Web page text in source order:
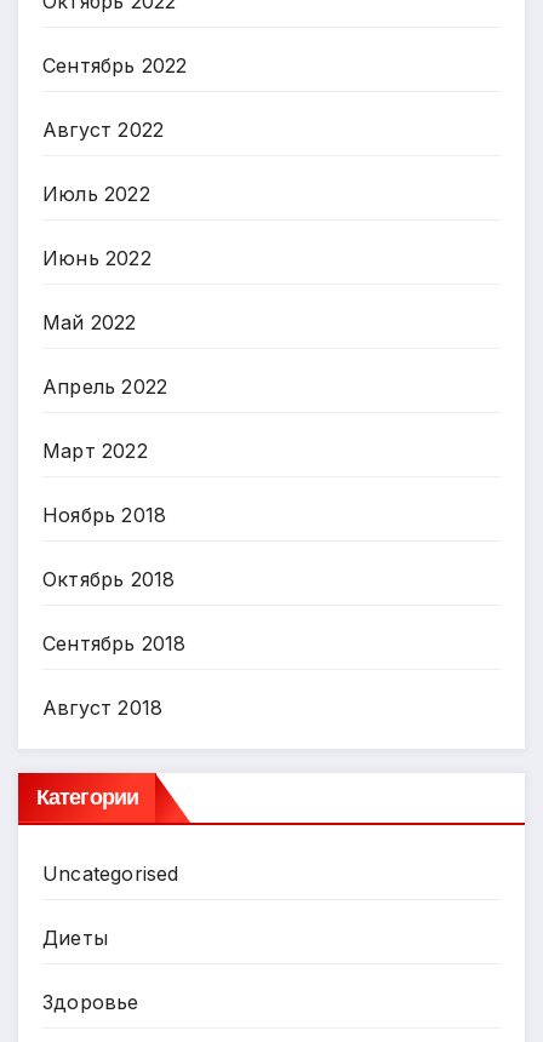
Сентябрь 2022
Август 2022
Июль 2022
Июнь 2022
Май 2022
Апрель 2022
Март 2022
Ноябрь 2018
Октябрь 2018
Сентябрь 2018
Август 2018
Категории
Uncategorised
Диеты
Здоровье